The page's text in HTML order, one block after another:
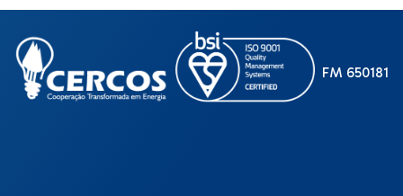
FM 650181